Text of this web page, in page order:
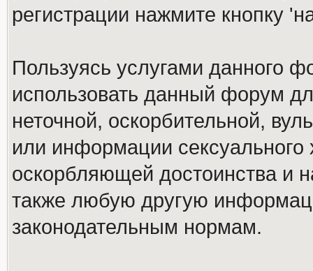
регистрации нажмите кнопку
Пользуясь услугами данного
использовать данный форум
неточной, оскорбительной,
или информации
оскорбляющей достоинства и
также любую другую
законодательным нормам.